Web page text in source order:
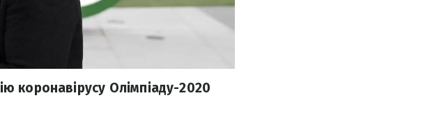
коронавірусу Олімпіаду-2020